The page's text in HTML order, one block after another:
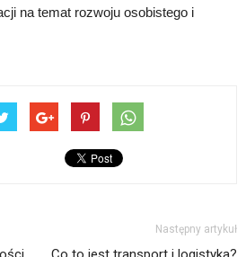
na temat rozwoju osobistego i
Następny artykuł